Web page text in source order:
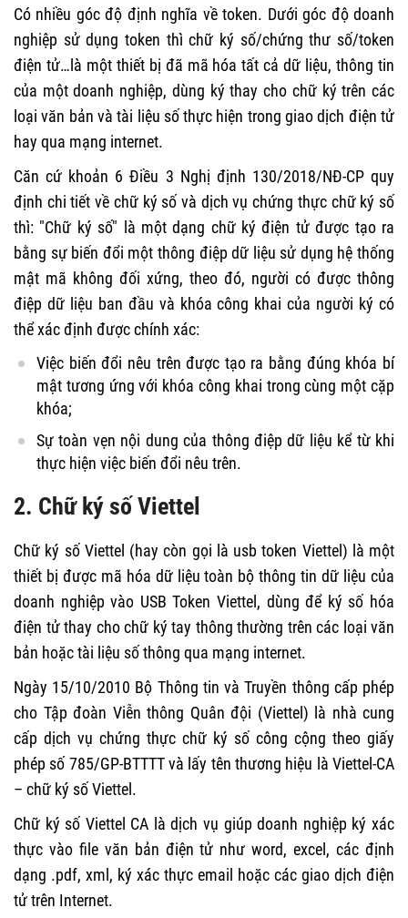
Có nhiều góc độ định nghĩa về token. Dưới góc độ doanh
nghiệp sử dụng token thì chữ ký số/chứng thư số/token
điện tử…là một thiết bị đã mã hóa tất cả dữ liệu, thông tin
của một doanh nghiệp, dùng ký thay cho chữ ký trên các
loại văn bản và tài liệu số thực hiện trong giao dịch điện tử
hay qua mạng internet.
Căn cứ khoản 6 Điều 3 Nghị định 130/2018/NĐ-CPquy
định chi tiết về chữ ký số và dịch vụ chứng thực chữ ký số
thì: "Chữ ký số" là một dạng chữ ký điện tử được tạo ra
bằng sự biến đổi một thông điệp dữ liệu sử dụng hệ thống
mật mã không đối xứng, theo đó, người có được thông
điệp dữ liệu ban đầu và khóa công khai của người ký có
thể xác định được chính xác:
Việc biến đổi nêu trên được tạo ra bằng đúng khóa bí
mật tương ứng với khóa công khai trong cùng một cặp
khóa;
Sự toàn vẹn nội dung của thông điệp dữ liệu kể từ khi
thực hiện việc biến đổi nêu trên.
2. Chữ ký số Viettel
Chữ ký số Viettel (hay còn gọi là usb token Viettel) là một
thiết bị được mã hóa dữ liệu toàn bộ thông tin dữ liệu của
doanh nghiệp vào USB Token Viettel, dùng để ký số hóa
điện tử thay cho chữ ký tay thông thường trên các loại văn
bản hoặc tài liệu số thông qua mạng internet.
Ngày 15/10/2010 Bộ Thông tin và Truyền thông cấp phép
cho Tập đoàn Viễn thông Quân đội (Viettel) là nhà cung
cấp dịch vụ chứng thực chữ ký số công cộng theo giấy
phép số 785/GP-BTTTT và lấy tên thương hiệu là Viettel-CA
– chữ ký số Viettel.
Chữ ký số Viettel CA là dịch vụ giúp doanh nghiệp ký xác
thực vào file văn bản điện tử như word, excel, các định
dạng .pdf, xml, ký xác thực email hoặc các giao dịch điện
tử trên Internet.